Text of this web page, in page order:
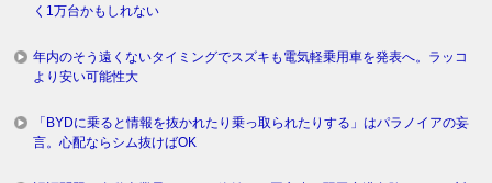
く1万台かもしれない
年内のそう遠くないタイミングでスズキも電気軽乗用車を発表へ。ラッコ
より安い可能性大
「BYDに乗ると情報を抜かれたり乗っ取られたりする」はパラノイアの妄
言。心配ならシム抜けばOK